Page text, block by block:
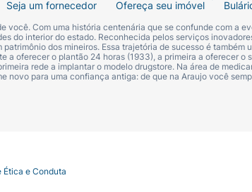
Seja um fornecedor Ofereça seu imóvel
você. Com uma história centenária que se confunde com a
do interior do estado. Reconhecida pelos serviços
dos mineiros. Essa trajetória de sucesso é também
a oferecer o plantão 24 horas (1933), a primeira a oferecer o
rede a implantar o modelo drugstore. Na área de
novo para uma confiança antiga: de que na Araujo você
Ética e Conduta